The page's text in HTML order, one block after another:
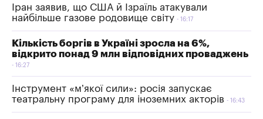
Іран заявив, що США й Ізраїль атакували
найбільше газове родовище світу
16:17
Кількість боргів в Україні зросла на 6%,
відкрито понад 9 млн відповідних проваджень
16:27
Інструмент «м’якої сили»: росія запускає
театральну програму для іноземних акторів
16:43